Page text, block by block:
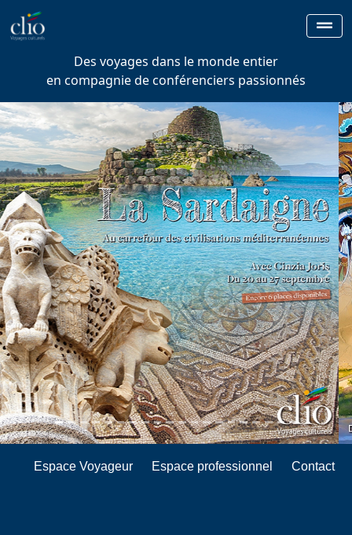
Des voyages dans le monde entier
en compagnie de conférenciers passionnés
Previous Next
Espace Voyageur Espace professionnel Contact